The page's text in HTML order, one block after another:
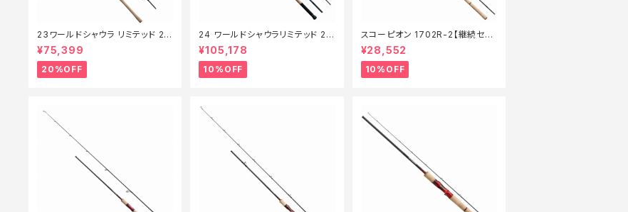
23ワールドシャウラ リミテッド 27
03R‐2【特価竿】【20】
¥75,399
20%OFF
24 ワールドシャウラリミテッド 21
053R-3【継続セール_ロッド】【1
0】
¥105,178
10%OFF
スコーピオン 1702R-2【継続セー
ル_ロッド】【10】
¥28,552
10%OFF